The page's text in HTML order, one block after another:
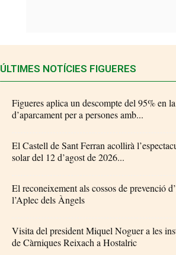
ÚLTIMES NOTÍCIES FIGUERES
Figueres aplica un descompte del 95% en
d’aparcament per a persones amb...
El Castell de Sant Ferran acollirà
solar del 12 d’agost de 2026...
El reconeixement als cossos de prevenció
l’Aplec dels Àngels
Visita del president Miquel Noguer a les
de Càrniques Reixach a Hostalric